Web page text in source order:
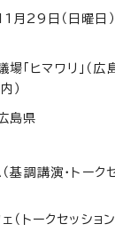
29日（日曜日
「ヒマワリ」（
）
島県
基調講演・トーク
（トークセッショ